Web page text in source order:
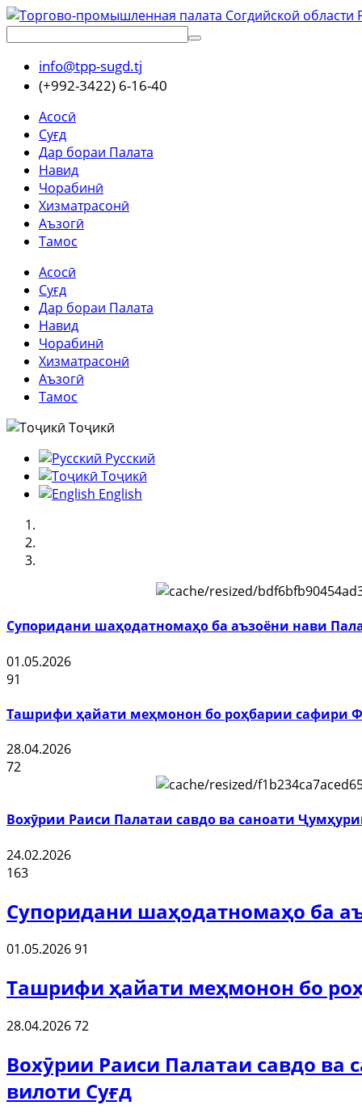
info@tpp-sugd.tj
(+992-3422) 6-16-40
Асосӣ
Суғд
Дар бораи Палата
Навид
Чорабинӣ
Хизматрасонӣ
Аъзогӣ
Тамос
Асосӣ
Суғд
Дар бораи Палата
Навид
Чорабинӣ
Хизматрасонӣ
Аъзогӣ
Тамос
Тоҷикӣ
Русский
Тоҷикӣ
English
Супоридани шаҳодатномаҳо ба аъзоёни нави
01.05.2026
91
Ташрифи ҳайати меҳмонон бо роҳбарии сафири
28.04.2026
72
Вохӯрии Раиси Палатаи савдо ва саноати
24.02.2026
163
Супоридани шаҳодатномаҳо ба
01.05.202691
Ташрифи ҳайати меҳмонон бо
28.04.202672
Вохӯрии Раиси Палатаи савдо ва
вилоти Суғд